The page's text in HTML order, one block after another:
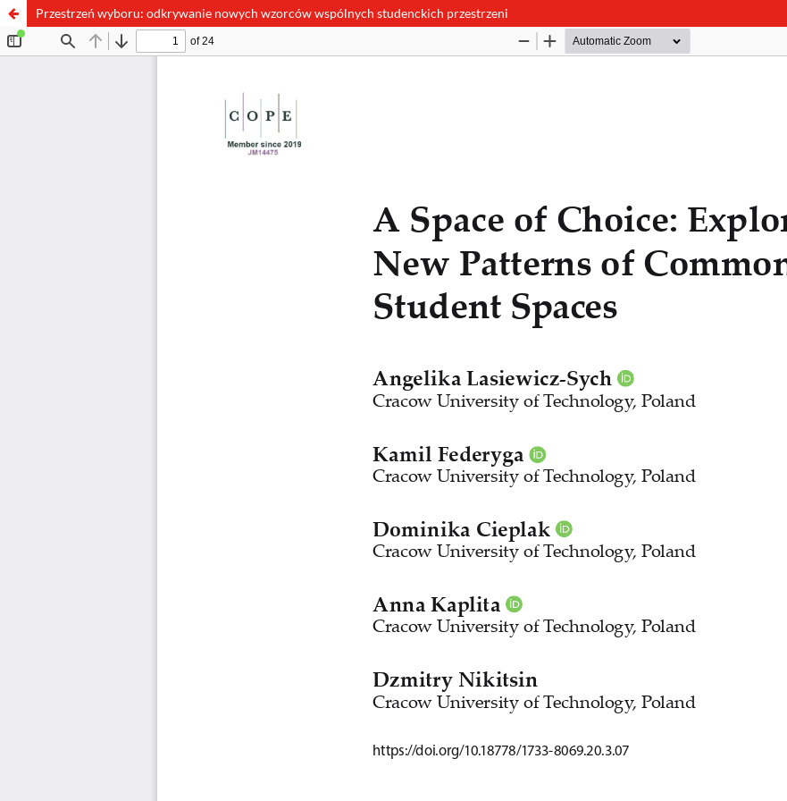
Przestrzeń wyboru: odkrywanie nowych wzorców wspólnych studenckich przestrzeni